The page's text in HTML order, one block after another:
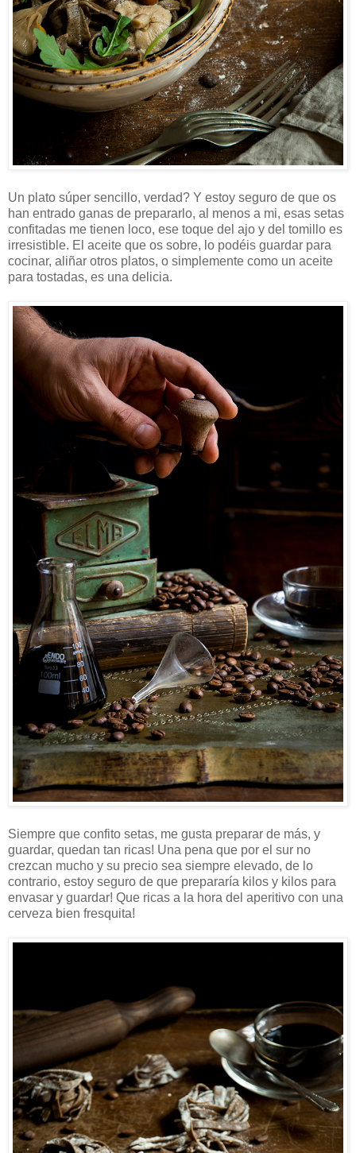
Un plato súper sencillo, verdad? Y estoy seguro de que os
han entrado ganas de prepararlo, al menos a mi, esas setas
confitadas me tienen loco, ese toque del ajo y del tomillo es
irresistible. El aceite que os sobre, lo podéis guardar para
cocinar, aliñar otros platos, o simplemente como un aceite
para tostadas, es una delicia.
Siempre que confito setas, me gusta preparar de más, y
guardar, quedan tan ricas! Una pena que por el sur no
crezcan mucho y su precio sea siempre elevado, de lo
contrario, estoy seguro de que prepararía kilos y kilos para
envasar y guardar! Que ricas a la hora del aperitivo con una
cerveza bien fresquita!